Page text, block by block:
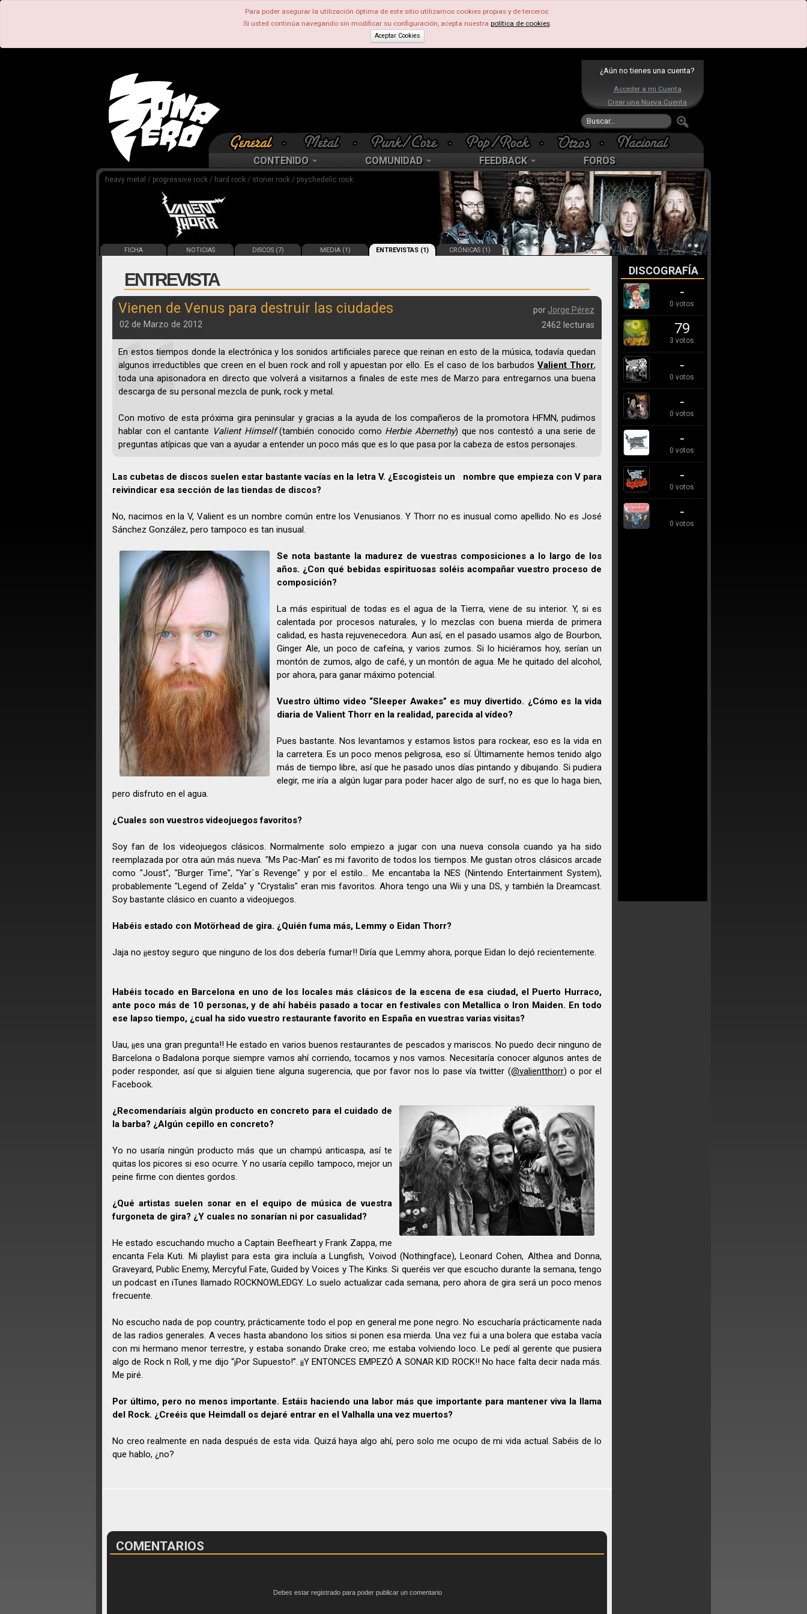
Para poder asegurar la utilización óptima de este sitio utilizamos cookies propias y de terceros.
Si usted continúa navegando sin modificar su configuración, acepta nuestra política de cookies.
Aceptar Cookies
¿Aún no tienes una cuenta?
Acceder a mi Cuenta
Crear una Nueva Cuenta
CONTENIDO COMUNIDAD FEEDBACK FOROS
heavy metal / progressive rock / hard rock / stoner rock / psychedelic rock
FICHA NOTICIAS DISCOS (7) MEDIA (1) ENTREVISTAS (1) CRÓNICAS (1)
ENTREVISTA
Vienen de Venus para destruir las ciudades por Jorge Pérez
02 de Marzo de 2012 2462 lecturas
En estos tiempos donde la electrónica y los sonidos artificiales parece que reinan en esto de la música, todavía quedan
algunos irreductibles que creen en el buen rock and roll y apuestan por ello. Es el caso de los barbudosValient Thorr,
toda una apisonadora en directo que volverá a visitarnos a finales de este mes de Marzo para entregarnos una buena
descarga de su personal mezcla de punk, rock y metal.
Con motivo de esta próxima gira peninsular y gracias a la ayuda de los compañeros de la promotora HFMN, pudimos
hablar con el cantante Valient Himself(también conocido como Herbie Abernethy) que nos contestó a una serie de
preguntas atípicas que van a ayudar a entender un poco más que es lo que pasa por la cabeza de estos personajes.
Las cubetas de discos suelen estar bastante vacías en la letra V. ¿Escogisteis un nombre que empieza con V para
reivindicar esa sección de las tiendas de discos?
No, nacimos en la V, Valient es un nombre común entre los Venusianos. Y Thorr no es inusual como apellido. No es José
Sánchez González, pero tampoco es tan inusual.
Se nota bastante la madurez de vuestras composiciones a lo largo de los
años. ¿Con qué bebidas espirituosas soléis acompañar vuestro proceso de
composición?
La más espiritual de todas es el agua de la Tierra, viene de su interior. Y, si es
calentada por procesos naturales, y lo mezclas con buena mierda de primera
calidad, es hasta rejuvenecedora. Aun así, en el pasado usamos algo de Bourbon,
Ginger Ale, un poco de cafeína, y varios zumos. Si lo hiciéramos hoy, serían un
montón de zumos, algo de café, y un montón de agua. Me he quitado del alcohol,
por ahora, para ganar máximo potencial.
Vuestro último video “Sleeper Awakes” es muy divertido. ¿Cómo es la vida
diaria de Valient Thorr en la realidad, parecida al vídeo?
Pues bastante. Nos levantamos y estamos listos para rockear, eso es la vida en
la carretera. Es un poco menos peligrosa, eso sí. Últimamente hemos tenido algo
más de tiempo libre, así que he pasado unos días pintando y dibujando. Si pudiera
elegir, me iría a algún lugar para poder hacer algo de surf, no es que lo haga bien,
pero disfruto en el agua.
¿Cuales son vuestros videojuegos favoritos?
Soy fan de los videojuegos clásicos. Normalmente solo empiezo a jugar con una nueva consola cuando ya ha sido
reemplazada por otra aún más nueva. "Ms Pac-Man" es mi favorito de todos los tiempos. Me gustan otros clásicos arcade
como "Joust", "Burger Time", "Yar´s Revenge" y por el estilo… Me encantaba la NES (Nintendo Entertainment System),
probablemente "Legend of Zelda" y "Crystalis" eran mis favoritos. Ahora tengo una Wii y una DS, y también la Dreamcast.
Soy bastante clásico en cuanto a videojuegos.
Habéis estado con Motörhead de gira. ¿Quién fuma más, Lemmy o Eidan Thorr?
Jaja no ¡¡estoy seguro que ninguno de los dos debería fumar!! Diría que Lemmy ahora, porque Eidan lo dejó recientemente.
Habéis tocado en Barcelona en uno de los locales más clásicos de la escena de esa ciudad, el Puerto Hurraco,
ante poco más de 10 personas, y de ahí habéis pasado a tocar en festivales con Metallica o Iron Maiden. En todo
ese lapso tiempo, ¿cual ha sido vuestro restaurante favorito en España en vuestras varias visitas?
Uau, ¡¡es una gran pregunta!! He estado en varios buenos restaurantes de pescados y mariscos. No puedo decir ninguno de
Barcelona o Badalona porque siempre vamos ahí corriendo, tocamos y nos vamos. Necesitaría conocer algunos antes de
poder responder, así que si alguien tiene alguna sugerencia, que por favor nos lo pase vía twitter (@valientthorr) o por el
Facebook.
¿Recomendaríais algún producto en concreto para el cuidado de
la barba? ¿Algún cepillo en concreto?
Yo no usaría ningún producto más que un champú anticaspa, así te
quitas los picores si eso ocurre. Y no usaría cepillo tampoco, mejor un
peine firme con dientes gordos.
¿Qué artistas suelen sonar en el equipo de música de vuestra
furgoneta de gira? ¿Y cuales no sonarían ni por casualidad?
He estado escuchando mucho a Captain Beefheart y Frank Zappa, me
encanta Fela Kuti. Mi playlist para esta gira incluía a Lungfish, Voivod (Nothingface), Leonard Cohen, Althea and Donna,
Graveyard, Public Enemy, Mercyful Fate, Guided by Voices y The Kinks. Si queréis ver que escucho durante la semana, tengo
un podcast en iTunes llamado ROCKNOWLEDGY. Lo suelo actualizar cada semana, pero ahora de gira será un poco menos
frecuente.
No escucho nada de pop country, prácticamente todo el pop en general me pone negro. No escucharía prácticamente nada
de las radios generales. A veces hasta abandono los sitios si ponen esa mierda. Una vez fui a una bolera que estaba vacía
con mi hermano menor terrestre, y estaba sonando Drake creo; me estaba volviendo loco. Le pedí al gerente que pusiera
algo de Rock n Roll, y me dijo “¡Por Supuesto!”. ¡¡Y ENTONCES EMPEZÓ A SONAR KID ROCK!! No hace falta decir nada más.
Me piré.
Por último, pero no menos importante. Estáis haciendo una labor más que importante para mantener viva la llama
del Rock. ¿Creéis que Heimdall os dejaré entrar en el Valhalla una vez muertos?
No creo realmente en nada después de esta vida. Quizá haya algo ahí, pero solo me ocupo de mi vida actual. Sabéis de lo
que hablo, ¿no?
COMENTARIOS
Debes estar registrado para poder publicar un comentario
DISCOGRAFÍA
-
0 votos
79
3 votos
-
0 votos
-
0 votos
-
0 votos
-
0 votos
-
0 votos